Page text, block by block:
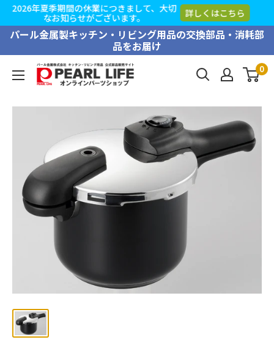
くはこちら
2026年夏季期間の休業につきまして、大切
なお知らせがございます。
パール金属製キッチン・リビング用品の交換部品・消耗部
品をお届け
PEARL
LIFE
オ
イ
ン
パ
ー
プ
0